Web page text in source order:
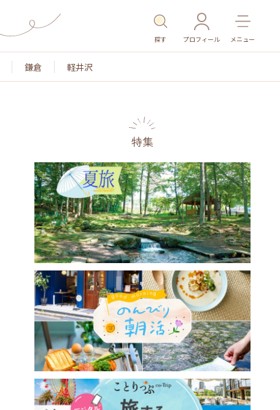
探す プロフィール メニュー
鎌倉 軽井沢
名所・旧跡 温泉・スパ その他施設 ごはん
特集